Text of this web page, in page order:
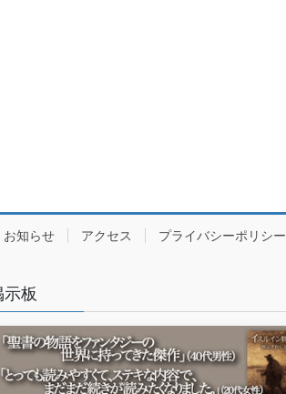
お知らせ アクセス プライバシーポリシー
示板